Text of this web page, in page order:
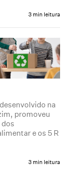
3 min leitura
na
promoveu
e os 5 R
3 min leitura